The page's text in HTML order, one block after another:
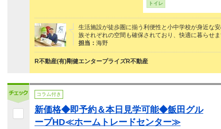
トイレ
生活施設が徒歩圏に揃う利便性と小中学校が身近な
族それぞれの空間も確保されており、快適に暮らせ
担当： 海野
R不動産(有)剛健エンタープライズR不動産
コラム付き
新価格◆即予約＆本日見学可能◆飯田グル
ープHD≪ホームトレードセンター≫